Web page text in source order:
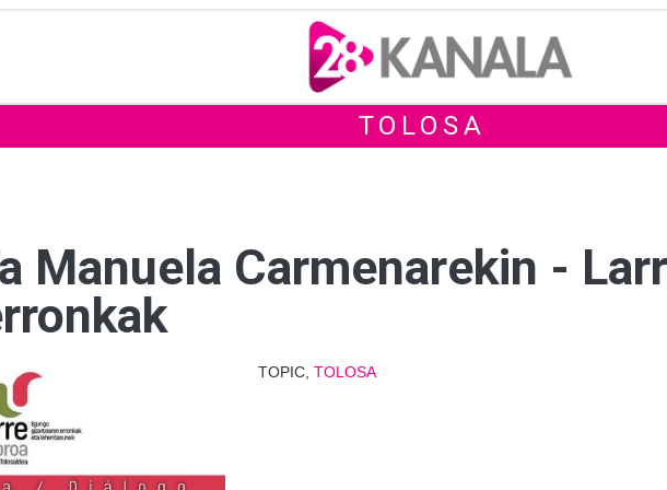
TOLOSA
Manuela Carmenarekin -
TOPIC, TOLOSA